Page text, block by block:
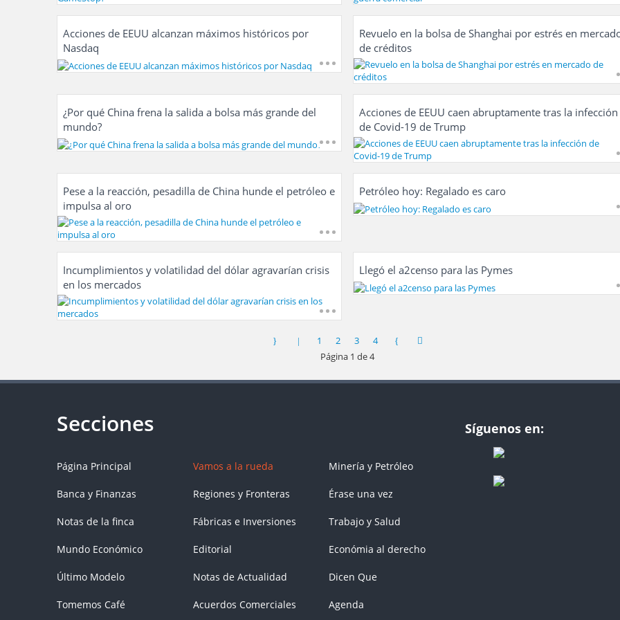
Acciones de EEUU alcanzan máximos históricos por
Nasdaq
Revuelo en la bolsa de Shanghai por estrés en
de créditos
¿Por qué China frena la salida a bolsa más grande del
mundo?
Acciones de EEUU caen abruptamente tras la infección
de Covid-19 de Trump
Pese a la reacción, pesadilla de China hunde el petróleo e
impulsa al oro
Petróleo hoy: Regalado es caro
Incumplimientos y volatilidad del dólar agravarían crisis
en los mercados
Llegó el a2censo para las Pymes
1 2 3
4
Página 1 de 4
Página Principal
Banca y Finanzas
Notas de la finca
Mundo Económico
Último Modelo
Tomemos Café
Vamos a la rueda
Regiones y Fronteras
Fábricas e Inversiones
Editorial
Notas de Actualidad
Acuerdos Comerciales
Minería y Petróleo
Érase una vez
Trabajo y Salud
Económia al derecho
Dicen Que
Agenda
Síguenos en: